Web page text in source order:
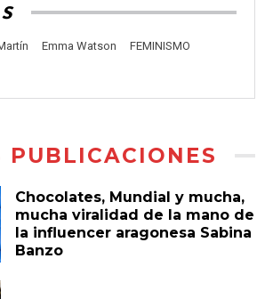
Emma Watson
FEMINISMO
PUBLICACIONES
Chocolates, Mundial y mucha,
mucha viralidad de la mano de
la influencer aragonesa Sabina
Banzo